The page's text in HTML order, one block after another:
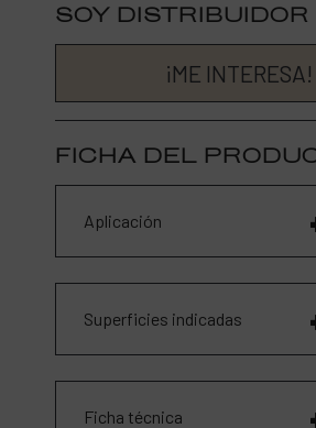
SOY DISTRIBUIDOR
¡ME INTERESA!
FICHA DEL
Aplicación
Superficies indicadas
Ficha técnica